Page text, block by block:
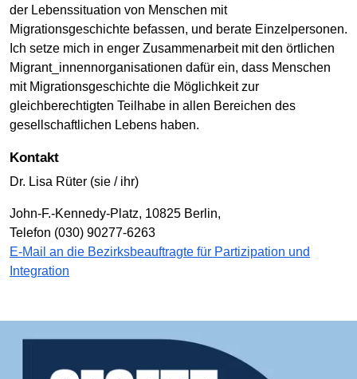
der Lebenssituation von Menschen mit
Migrationsgeschichte befassen, und berate Einzelpersonen.
Ich setze mich in enger Zusammenarbeit mit den örtlichen
Migrant_innennorganisationen dafür ein, dass Menschen
mit Migrationsgeschichte die Möglichkeit zur
gleichberechtigten Teilhabe in allen Bereichen des
gesellschaftlichen Lebens haben.
Kontakt
Dr. Lisa Rüter (sie / ihr)
John-F.-Kennedy-Platz, 10825 Berlin,
Telefon (030) 90277-6263
E-Mail an die Bezirksbeauftragte für Partizipation und
Integration